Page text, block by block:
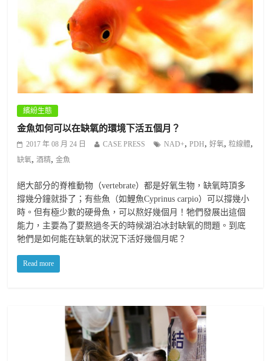
繽紛生態
金魚如何可以在缺氧的環境下活五個月？
2017 年 08 月 24 日 CASE PRESS NAD+,PDH,好氧,粒線體,
缺氧,酒精,金魚
絕大部分的脊椎動物（vertebrate）都是好氧生物，缺氧時頂多
撐幾分鐘就掛了；有些魚（如鯉魚Cyprinus carpio）可以撐幾小
時。但有極少數的硬骨魚，可以熬好幾個月！牠們發展出這個
能力，主要為了要熬過冬天的時候湖泊冰封缺氧的問題。到底
牠們是如何能在缺氧的狀況下活好幾個月呢？
Read more